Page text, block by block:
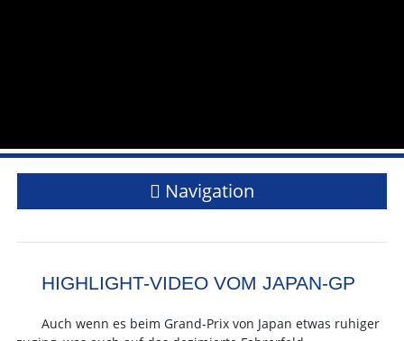
Navigation
HIGHLIGHT-VIDEO VOM JAPAN-GP
Auch wenn es beim Grand-Prix von Japan etwas ruhiger